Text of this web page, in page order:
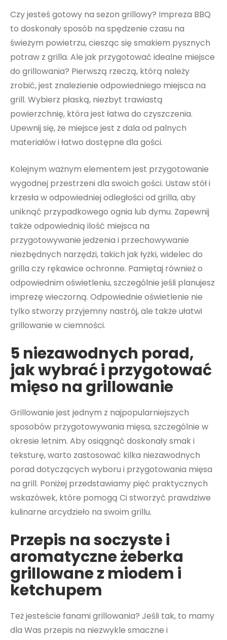
Czy jesteś gotowy na sezon grillowy? Impreza BBQ
to doskonały sposób na spędzenie czasu na
świeżym powietrzu, ciesząc się smakiem pysznych
potraw z grilla. Ale jak przygotować idealne miejsce
do grillowania? Pierwszą rzeczą, którą należy
zrobić, jest znalezienie odpowiedniego miejsca na
grill. Wybierz płaską, niezbyt trawiastą
powierzchnię, która jest łatwa do czyszczenia.
Upewnij się, że miejsce jest z dala od palnych
materiałów i łatwo dostępne dla gości.
Kolejnym ważnym elementem jest przygotowanie
wygodnej przestrzeni dla swoich gości. Ustaw stół i
krzesła w odpowiedniej odległości od grilla, aby
uniknąć przypadkowego ognia lub dymu. Zapewnij
także odpowiednią ilość miejsca na
przygotowywanie jedzenia i przechowywanie
niezbędnych narzędzi, takich jak łyżki, widelec do
grilla czy rękawice ochronne. Pamiętaj również o
odpowiednim oświetleniu, szczególnie jeśli planujesz
imprezę wieczorną. Odpowiednie oświetlenie nie
tylko stworzy przyjemny nastrój, ale także ułatwi
grillowanie w ciemności.
5 niezawodnych porad,
jak wybrać i przygotować
mięso na grillowanie
Grillowanie jest jednym z najpopularniejszych
sposobów przygotowywania mięsa, szczególnie w
okresie letnim. Aby osiągnąć doskonały smak i
teksturę, warto zastosować kilka niezawodnych
porad dotyczących wyboru i przygotowania mięsa
na grill. Poniżej przedstawiamy pięć praktycznych
wskazówek, które pomogą Ci stworzyć prawdziwe
kulinarne arcydzieło na swoim grillu.
Przepis na soczyste i
aromatyczne żeberka
grillowane z miodem i
ketchupem
Też jesteście fanami grillowania? Jeśli tak, to mamy
dla Was przepis na niezwykle smaczne i